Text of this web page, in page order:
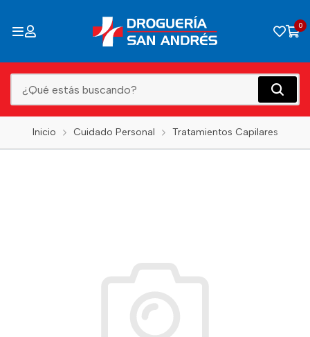
0
Inicio Cuidado Personal Tratamientos Capilares